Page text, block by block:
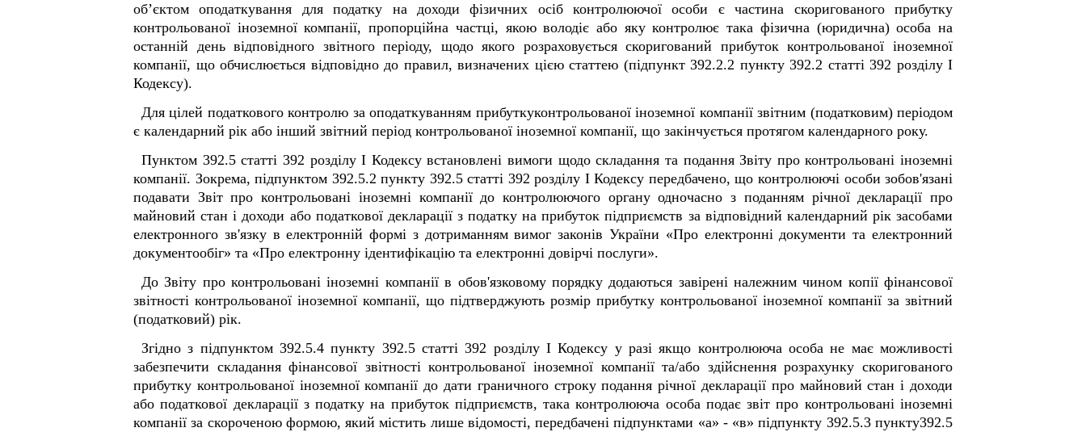
об’єктом оподаткування для податку на доходи фізичних осіб контролюючої особи є частина скоригованого прибутку
контрольованої іноземної компанії, пропорційна частці, якою володіє або яку контролює така фізична (юридична) особа на
останній день відповідного звітного періоду, щодо якого розраховується скоригований прибуток контрольованої іноземної
компанії, що обчислюється відповідно до правил, визначених цією статтею (підпункт 392.2.2 пункту 392.2 статті 392 розділу I
Кодексу).
Для цілей податкового контролю за оподаткуванням прибуткуконтрольованої іноземної компанії звітним (податковим) періодом
є календарний рік або інший звітний період контрольованої іноземної компанії, що закінчується протягом календарного року.
Пунктом 392.5 статті 392 розділу I Кодексу встановлені вимоги щодо складання та подання Звіту про контрольовані іноземні
компанії. Зокрема, підпунктом 392.5.2 пункту 392.5 статті 392розділу I Кодексу передбачено, що контролюючі особи зобов'язані
подавати Звіт про контрольовані іноземні компанії до контролюючого органу одночасно з поданням річної декларації про
майновий стан і доходи або податкової декларації з податку на прибуток підприємств за відповідний календарний рік засобами
електронного зв'язку в електронній формі з дотриманням вимог законів України «Про електронні документи та електронний
документообіг» та «Про електронну ідентифікацію та електронні довірчі послуги».
До Звіту про контрольовані іноземні компанії в обов'язковому порядку додаються завірені належним чином копії фінансової
звітності контрольованої іноземної компанії, що підтверджують розмір прибутку контрольованої іноземної компанії за звітний
(податковий) рік.
Згідно з підпунктом 392.5.4 пункту 392.5 статті 392 розділу I Кодексу у разі якщо контролююча особа не має можливості
забезпечити складання фінансової звітності контрольованої іноземної компанії та/або здійснення розрахунку скоригованого
прибутку контрольованої іноземної компанії до дати граничного строку подання річної декларації про майновий стан і доходи
або податкової декларації з податку на прибуток підприємств, така контролююча особа подає звіт про контрольовані іноземні
компанії за скороченою формою, який містить лише відомості, передбачені підпунктами «а» - «в» підпункту 392.5.3 пункту392.5